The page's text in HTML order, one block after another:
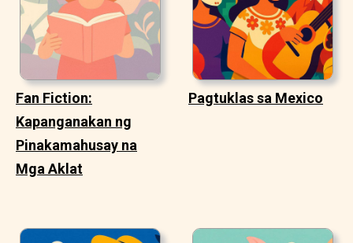
Fan Fiction:
Kapanganakan ng
Pinakamahusay na
Mga Aklat
Pagtuklas sa Mexico